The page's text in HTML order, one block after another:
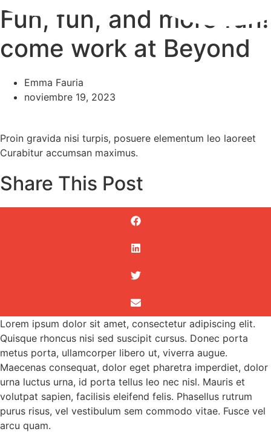
Ir
al
contenido
Fun, fun, and more fun!
come work at Beyond
Emma Fauria
noviembre 19, 2023
Proin gravida nisi turpis, posuere elementum leo laoreet
Curabitur accumsan maximus.
Share This Post
Lorem ipsum dolor sit amet, consectetur adipiscing elit.
Quisque rhoncus nisi sed suscipit cursus. Donec porta
metus porta, ullamcorper libero ut, viverra augue.
Maecenas consequat, dolor eget pharetra imperdiet, dolor
urna luctus urna, id porta tellus leo nec nisl. Mauris et
volutpat sapien, facilisis eleifend felis. Phasellus rutrum
purus risus, vel vestibulum sem commodo vitae. Fusce vel
arcu quam.